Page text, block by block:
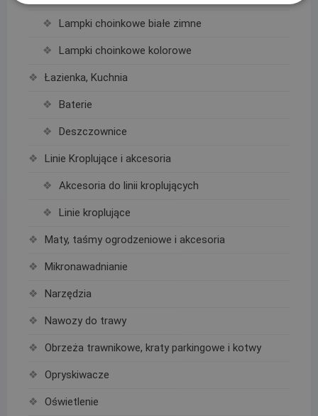
Lampki choinkowe białe zimne
Lampki choinkowe kolorowe
Łazienka, Kuchnia
Baterie
Deszczownice
Linie Kroplujące i akcesoria
Akcesoria do linii kroplujących
Linie kroplujące
Maty, taśmy ogrodzeniowe i akcesoria
Mikronawadnianie
Narzędzia
Nawozy do trawy
Obrzeża trawnikowe, kraty parkingowe i kotwy
Opryskiwacze
Oświetlenie